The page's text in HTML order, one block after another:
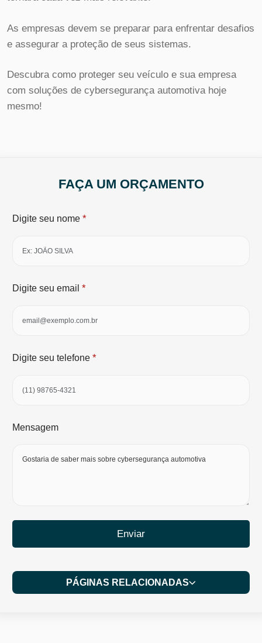
As empresas devem se preparar para enfrentar desafios
e assegurar a proteção de seus sistemas.
Descubra como proteger seu veículo e sua empresa
com soluções de cybersegurança automotiva hoje
mesmo!
FAÇA UM ORÇAMENTO
Digite seu nome *
Digite seu email *
Digite seu telefone *
Mensagem
Enviar
PÁGINAS RELACIONADAS